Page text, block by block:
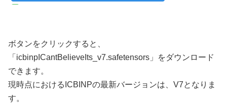
ボタンをクリックすると、
「icbinpICantBelieveIts_v7.safetensors」をダウンロード
できます。
現時点におけるICBINPの最新バージョンは、V7となりま
す。